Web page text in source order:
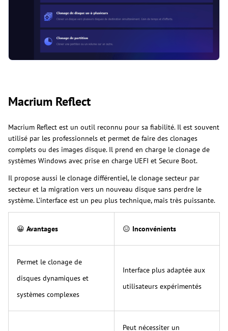
Macrium Reflect
Macrium Reflect est un outil reconnu pour sa fiabilité. Il est souvent
utilisé par les professionnels et permet de faire des clonages
complets ou des images disque. Il prend en charge le clonage de
systèmes Windows avec prise en charge UEFI et Secure Boot.
Il propose aussi le clonage différentiel, le clonage secteur par
secteur et la migration vers un nouveau disque sans perdre le
système. L’interface est un peu plus technique, mais très puissante.
😀 Avantages 😑 Inconvénients
Permet le clonage de
disques dynamiques et
systèmes complexes
Interface plus adaptée aux
utilisateurs expérimentés
Peut nécessiter un